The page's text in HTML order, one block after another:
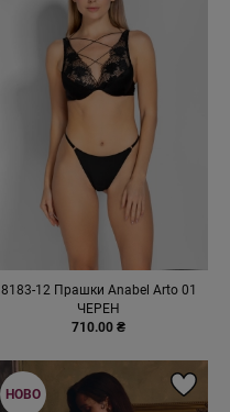
8183-12 Прашки Anabel Arto 01
ЧЕРЕН
710.00 ₴
НОВО